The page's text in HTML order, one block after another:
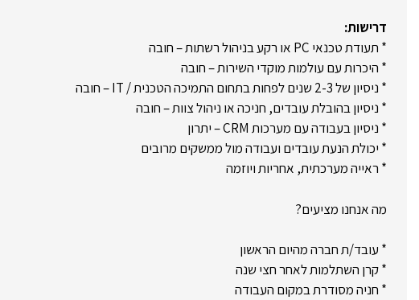
דרישות:
* תעודת טכנאי PC או רקע בניהול רשתות – חובה
* היכרות עם עולמות מוקדי השירות – חובה
* ניסיון של 2-3 שנים לפחות בתחום התמיכה הטכנית / IT – חובה
* ניסיון בהובלת עובדים, חניכה או ניהול צוות – חובה
* ניסיון בעבודה עם מערכות CRM – יתרון
* יכולת הנעת עובדים ועבודה מול ממשקים מרובים
* ראייה מערכתית, אחריות ויוזמה
מה אנחנו מציעים?
* עובד/ת חברה מהיום הראשון
* קרן השתלמות לאחר חצי שנה
* חניה מסודרת במקום העבודה